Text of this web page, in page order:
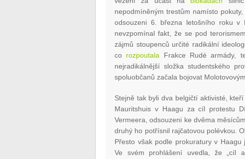
nepodmíněným trestům namísto
odsouzeni 6. března letošního roku
nevzpomínal fakt, že se pod
zájmů stoupenců určité radikální
co rozpoutala Frakce Rudé armády,
nejradikálnější složka studentského
spoluobčanů začala bojovat
Stejně tak byli dva belgičtí aktivisté,
Mauritshuis v Haagu za cíl protestu
Vermeera, odsouzeni ke dvěma
druhý ho potřísnil rajčatovou polévkou.
Přesto však podle prokuratury v Haagu
Ve svém prohlášení uvedla, že „cíl